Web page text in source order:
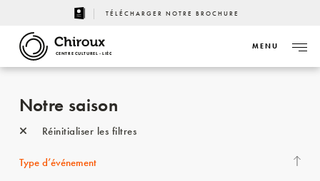
TÉLÉCHARGER NOTRE BROCHURE
CENTRE CULTUREL - LIÈGE
MENU
Notre saison
Réinitialiser les filtres
Type d’événement